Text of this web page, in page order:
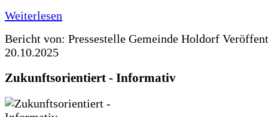
Weiterlesen
Bericht von: Pressestelle Gemeinde Holdorf
20.10.2025
Zukunftsorientiert - Informativ